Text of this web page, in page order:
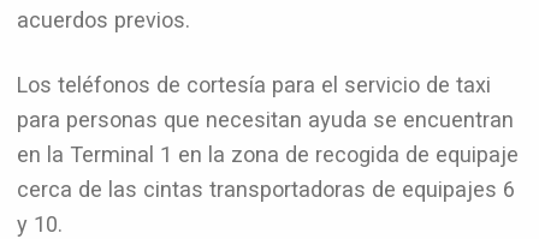
acuerdos previos.
Los teléfonos de cortesía para el servicio de taxi
para personas que necesitan ayuda se encuentran
en la Terminal 1 en la zona de recogida de equipaje
cerca de las cintas transportadoras de equipajes 6
y 10.